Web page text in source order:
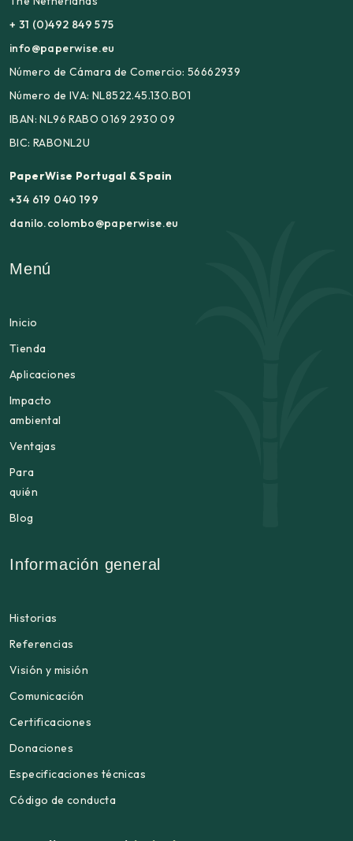
+ 31 (0)492 849 575
info@paperwise.eu
Número de Cámara de Comercio: 56662939
Número de IVA: NL8522.45.130.B01
IBAN: NL96 RABO 0169 2930 09
BIC: RABONL2U
PaperWise Portugal & Spain
+34 619 040 199
danilo.colombo@paperwise.eu
Menú
Inicio
Tienda
Aplicaciones
Impacto
ambiental
Ventajas
Para
quién
Blog
Información general
Historias
Referencias
Visión y misión
Comunicación
Certificaciones
Donaciones
Especificaciones técnicas
Código de conducta